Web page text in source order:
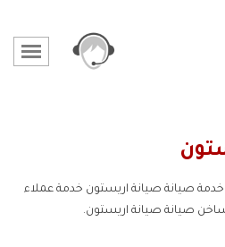
خدمة صيانة صيانة اريستون خدمة عملاء
صيانة صيانة اريستون.